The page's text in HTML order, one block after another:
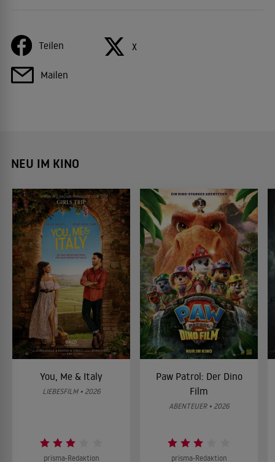
Teilen X
Mailen
NEU IM KINO
You, Me & Italy
LIEBESFILM • 2026
prisma-Redaktion
Paw Patrol: Der Dino
Film
ABENTEUER • 2026
prisma-Redaktion